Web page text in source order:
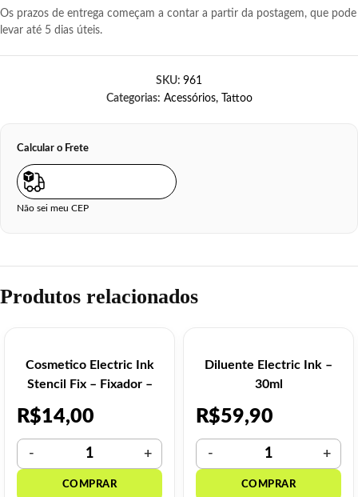
Os prazos de entrega começam a contar a partir da postagem, que pode
levar até 5 dias úteis.
SKU: 961
Categorias: Acessórios, Tattoo
Calcular o Frete
Não sei meu CEP
Produtos relacionados
Cosmetico Electric Ink
Stencil Fix – Fixador –
R$14,00
Diluente Electric Ink –
30ml
R$59,90